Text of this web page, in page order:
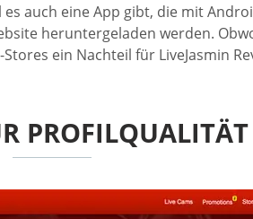
auch eine App gibt, die mit
heruntergeladen werden.
ein Nachteil für LiveJasmin
PROFILQUALITÄT